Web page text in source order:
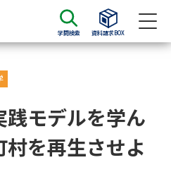
学問検索 資料請求BOX
請求モデルを学ん
を再生させよ